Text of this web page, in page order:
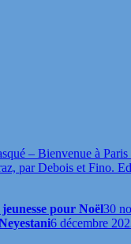
– Bienvenue à
par Debois et Fino.
pour Noël30
6 décembre